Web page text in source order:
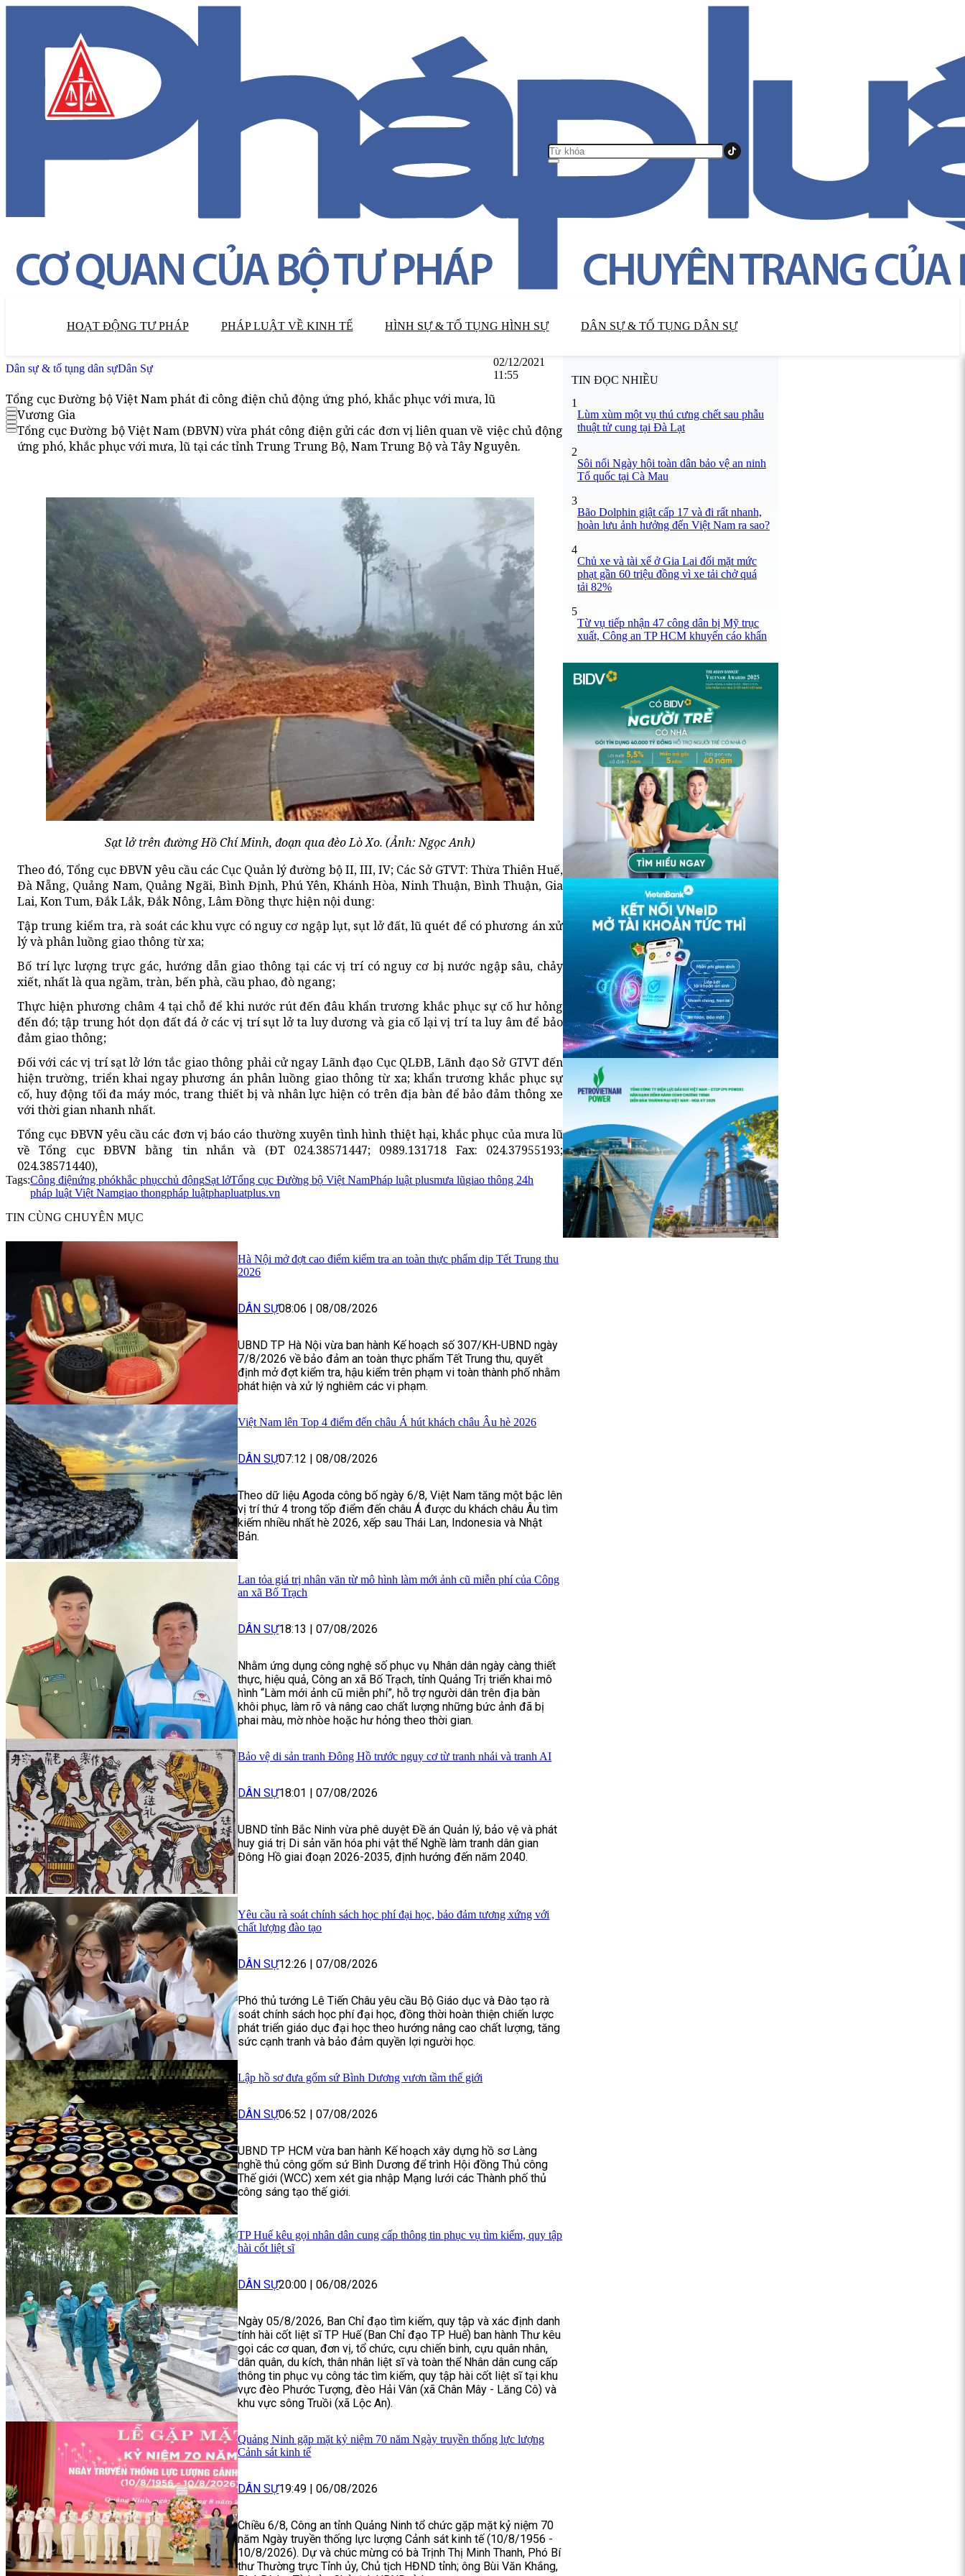
HOẠT ĐỘNG TƯ PHÁP PHÁP LUẬT VỀ KINH TẾ HÌNH SỰ & TỐ TỤNG HÌNH SỰ DÂN SỰ & TỐ TỤNG DÂN SỰ
Dân sự & tố tụng dân sựDân Sự
02/12/2021
11:55
Tổng cục Đường bộ Việt Nam phát đi công điện chủ động ứng phó, khắc phục với mưa, lũ
Vương Gia
Tổng cục Đường bộ Việt Nam (ĐBVN) vừa phát công điện gửi các đơn vị liên quan về việc chủ động
ứng phó, khắc phục với mưa, lũ tại các tỉnh Trung Trung Bộ, Nam Trung Bộ và Tây Nguyên.
Sạt lở trên đường Hồ Chí Minh, đoạn qua đèo Lò Xo. (Ảnh: Ngọc Anh)
Theo đó, Tổng cục ĐBVN yêu cầu các Cục Quản lý đường bộ II, III, IV; Các Sở GTVT: Thừa Thiên Huế,
Đà Nẵng, Quảng Nam, Quảng Ngãi, Bình Định, Phú Yên, Khánh Hòa, Ninh Thuận, Bình Thuận, Gia
Lai, Kon Tum, Đắk Lắk, Đắk Nông, Lâm Đồng thực hiện nội dung:
Tập trung kiểm tra, rà soát các khu vực có nguy cơ ngập lụt, sụt lở đất, lũ quét để có phương án xử
lý và phân luồng giao thông từ xa;
Bố trí lực lượng trực gác, hướng dẫn giao thông tại các vị trí có nguy cơ bị nước ngập sâu, chảy
xiết, nhất là qua ngầm, tràn, bến phà, cầu phao, đò ngang;
Thực hiện phương châm 4 tại chỗ để khi nước rút đến đâu khẩn trương khắc phục sự cố hư hỏng
đến đó; tập trung hót dọn đất đá ở các vị trí sụt lở ta luy dương và gia cố lại vị trí ta luy âm để bảo
đảm giao thông;
Đối với các vị trí sạt lở lớn tắc giao thông phải cử ngay Lãnh đạo Cục QLĐB, Lãnh đạo Sở GTVT đến
hiện trường, triển khai ngay phương án phân luồng giao thông từ xa; khẩn trương khắc phục sự
cố, huy động tối đa máy móc, trang thiết bị và nhân lực hiện có trên địa bàn để bảo đảm thông xe
với thời gian nhanh nhất.
Tổng cục ĐBVN yêu cầu các đơn vị báo cáo thường xuyên tình hình thiệt hại, khắc phục của mưa lũ
về Tổng cục ĐBVN bằng tin nhắn và (ĐT 024.38571447; 0989.131718 Fax: 024.37955193;
024.38571440),
Tags:Công điệnứng phókhắc phụcchủ độngSạt lởTổng cục Đường bộ Việt NamPháp luật plusmưa lũgiao thông 24h
pháp luật Việt Namgiao thongpháp luậtphapluatplus.vn
TIN CÙNG CHUYÊN MỤC
Hà Nội mở đợt cao điểm kiểm tra an toàn thực phẩm dịp Tết Trung thu
2026
DÂN SỰ08:06 | 08/08/2026
UBND TP Hà Nội vừa ban hành Kế hoạch số 307/KH-UBND ngày
7/8/2026 về bảo đảm an toàn thực phẩm Tết Trung thu, quyết
định mở đợt kiểm tra, hậu kiểm trên phạm vi toàn thành phố nhằm
phát hiện và xử lý nghiêm các vi phạm.
Việt Nam lên Top 4 điểm đến châu Á hút khách châu Âu hè 2026
DÂN SỰ07:12 | 08/08/2026
Theo dữ liệu Agoda công bố ngày 6/8, Việt Nam tăng một bậc lên
vị trí thứ 4 trong tốp điểm đến châu Á được du khách châu Âu tìm
kiếm nhiều nhất hè 2026, xếp sau Thái Lan, Indonesia và Nhật
Bản.
Lan tỏa giá trị nhân văn từ mô hình làm mới ảnh cũ miễn phí của Công
an xã Bố Trạch
DÂN SỰ18:13 | 07/08/2026
Nhằm ứng dụng công nghệ số phục vụ Nhân dân ngày càng thiết
thực, hiệu quả, Công an xã Bố Trạch, tỉnh Quảng Trị triển khai mô
hình “Làm mới ảnh cũ miễn phí”, hỗ trợ người dân trên địa bàn
khôi phục, làm rõ và nâng cao chất lượng những bức ảnh đã bị
phai màu, mờ nhòe hoặc hư hỏng theo thời gian.
Bảo vệ di sản tranh Đông Hồ trước nguy cơ từ tranh nhái và tranh AI
DÂN SỰ18:01 | 07/08/2026
UBND tỉnh Bắc Ninh vừa phê duyệt Đề án Quản lý, bảo vệ và phát
huy giá trị Di sản văn hóa phi vật thể Nghề làm tranh dân gian
Đông Hồ giai đoạn 2026-2035, định hướng đến năm 2040.
Yêu cầu rà soát chính sách học phí đại học, bảo đảm tương xứng với
chất lượng đào tạo
DÂN SỰ12:26 | 07/08/2026
Phó thủ tướng Lê Tiến Châu yêu cầu Bộ Giáo dục và Đào tạo rà
soát chính sách học phí đại học, đồng thời hoàn thiện chiến lược
phát triển giáo dục đại học theo hướng nâng cao chất lượng, tăng
sức cạnh tranh và bảo đảm quyền lợi người học.
Lập hồ sơ đưa gốm sứ Bình Dương vươn tầm thế giới
DÂN SỰ06:52 | 07/08/2026
UBND TP HCM vừa ban hành Kế hoạch xây dựng hồ sơ Làng
nghề thủ công gốm sứ Bình Dương để trình Hội đồng Thủ công
Thế giới (WCC) xem xét gia nhập Mạng lưới các Thành phố thủ
công sáng tạo thế giới.
TP Huế kêu gọi nhân dân cung cấp thông tin phục vụ tìm kiếm, quy tập
hài cốt liệt sĩ
DÂN SỰ20:00 | 06/08/2026
Ngày 05/8/2026, Ban Chỉ đạo tìm kiếm, quy tập và xác định danh
tính hài cốt liệt sĩ TP Huế (Ban Chỉ đạo TP Huế) ban hành Thư kêu
gọi các cơ quan, đơn vị, tổ chức, cựu chiến binh, cựu quân nhân,
dân quân, du kích, thân nhân liệt sĩ và toàn thể Nhân dân cung cấp
thông tin phục vụ công tác tìm kiếm, quy tập hài cốt liệt sĩ tại khu
vực đèo Phước Tượng, đèo Hải Vân (xã Chân Mây - Lăng Cô) và
khu vực sông Truồi (xã Lộc An).
Quảng Ninh gặp mặt kỷ niệm 70 năm Ngày truyền thống lực lượng
Cảnh sát kinh tế
DÂN SỰ19:49 | 06/08/2026
Chiều 6/8, Công an tỉnh Quảng Ninh tổ chức gặp mặt kỷ niệm 70
năm Ngày truyền thống lực lượng Cảnh sát kinh tế (10/8/1956 -
10/8/2026). Dự và chúc mừng có bà Trịnh Thị Minh Thanh, Phó Bí
thư Thường trực Tỉnh ủy, Chủ tịch HĐND tỉnh; ông Bùi Văn Khắng,
TIN ĐỌC NHIỀU
1
Lùm xùm một vụ thú cưng chết sau phẫu
thuật tử cung tại Đà Lạt
2
Sôi nổi Ngày hội toàn dân bảo vệ an ninh
Tổ quốc tại Cà Mau
3
Bão Dolphin giật cấp 17 và đi rất nhanh,
hoàn lưu ảnh hưởng đến Việt Nam ra sao?
4
Chủ xe và tài xế ở Gia Lai đối mặt mức
phạt gần 60 triệu đồng vì xe tải chở quá
tải 82%
5
Từ vụ tiếp nhận 47 công dân bị Mỹ trục
xuất, Công an TP HCM khuyến cáo khẩn